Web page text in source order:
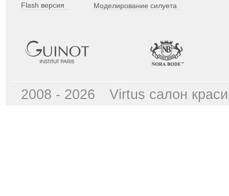
Flash версия
Моделирование силуета
2008 - 2026 Virtus cалон